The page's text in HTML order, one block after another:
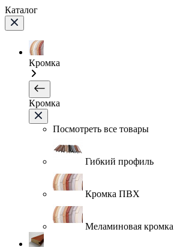
Каталог
Кромка
Кромка
Посмотреть все товары
Гибкий профиль
Кромка ПВХ
Меламиновая кромка